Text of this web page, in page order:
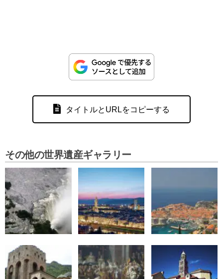
タイトルとURLをコピーする
その他の世界遺産ギャラリー